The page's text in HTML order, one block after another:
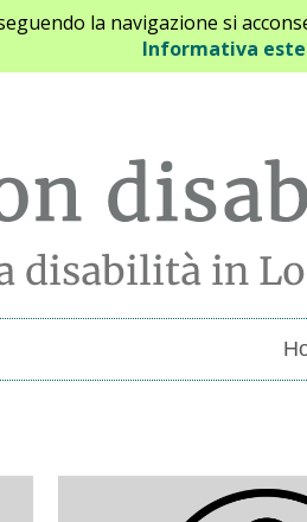
la navigazione si
Informativa